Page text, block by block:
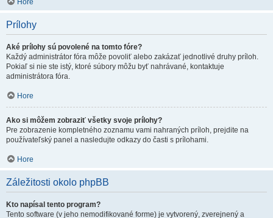
Hore
Prílohy
Aké prílohy sú povolené na tomto fóre?
Každý administrátor fóra môže povoliť alebo zakázať jednotlivé druhy príloh.
Pokiaľ si nie ste istý, ktoré súbory môžu byť nahrávané, kontaktuje
administrátora fóra.
Hore
Ako si môžem zobraziť všetky svoje prílohy?
Pre zobrazenie kompletného zoznamu vami nahraných príloh, prejdite na
používateľský panel a nasledujte odkazy do časti s prílohami.
Hore
Záležitosti okolo phpBB
Kto napísal tento program?
Tento software (v jeho nemodifikované forme) je vytvorený, zverejnený a